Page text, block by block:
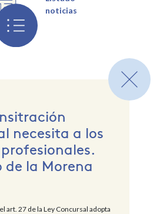
2023 2022 2021
noticias
necesita a los
de la Morena
art. 27 de la Ley Concursal adopta